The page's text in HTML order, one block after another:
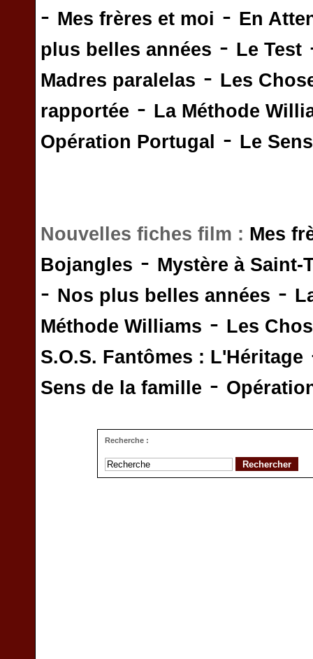
- Mes frères et moi - En
plus belles années - Le Test
Madres paralelas - Les
rapportée - La Méthode
Opération Portugal
- Le
Nouvelles fiches film : Mes
Bojangles - Mystère à Saint-
- Nos plus belles années -
Méthode Williams - Les
S.O.S. Fantômes : L'Héritage
Sens de la famille -
Recherche :